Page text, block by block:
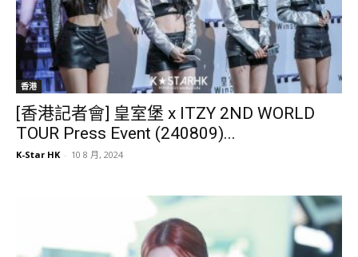
香港
[香港記者會] 皇室堡 x ITZY 2ND WORLD
TOUR Press Event (240809)...
K-Star HK - 10 8 月, 2024